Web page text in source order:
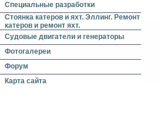
Специальные разработки
Стоянка катеров и яхт. Эллинг. Ремонт
катеров и ремонт яхт.
Судовые двигатели и генераторы
Фотогалереи
Форум
Карта сайта